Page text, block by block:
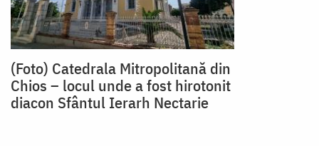
(Foto) Catedrala Mitropolitană din
Chios – locul unde a fost hirotonit
diacon Sfântul Ierarh Nectarie